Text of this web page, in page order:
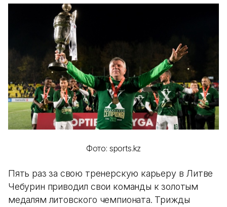
Фото: sports.kz
Пять раз за свою тренерскую карьеру в Литве
Чебурин приводил свои команды к золотым
медалям литовского чемпионата. Трижды